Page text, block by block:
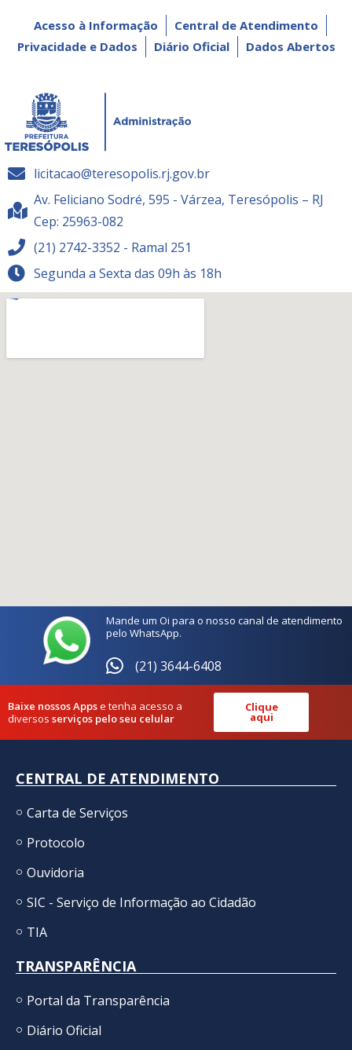
Acesso à Informação
Central de Atendimento
Privacidade e Dados
Diário Oficial Dados Abertos
licitacao@teresopolis.rj.gov.br
Av. Feliciano Sodré, 595 - Várzea, Teresópolis – RJ
Cep: 25963-082
(21) 2742-3352 - Ramal 251
Segunda a Sexta das 09h às 18h
Mande um Oi para o nosso canal de atendimento
pelo WhatsApp.
(21) 3644-6408
Baixe nossos Appse tenha acesso a
diversos serviços pelo seu celular
Clique
aqui
CENTRAL DE ATENDIMENTO
Carta de Serviços
Protocolo
Ouvidoria
SIC - Serviço de Informação ao Cidadão
TIA
TRANSPARÊNCIA
Portal da Transparência
Diário Oficial